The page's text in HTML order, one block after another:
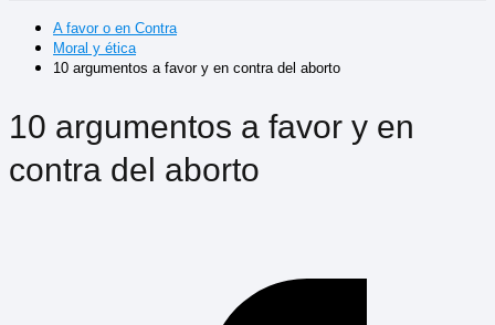
A favor o en Contra
Moral y ética
10 argumentos a favor y en contra del aborto
10 argumentos a favor y en
contra del aborto